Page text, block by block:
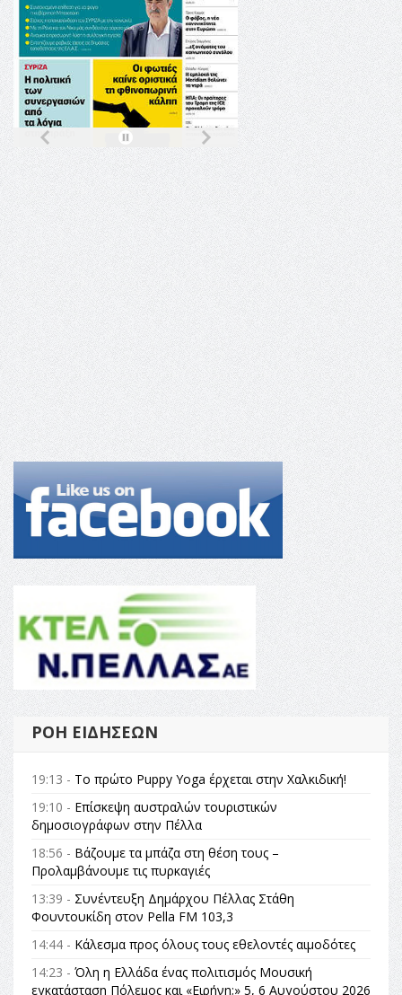
ΡΟΉ ΕΙΔΉΣΕΩΝ
19:13 - Το πρώτο Puppy Yoga έρχεται στην Χαλκιδική!
19:10 - Επίσκεψη αυστραλών τουριστικών
δημοσιογράφων στην Πέλλα
18:56 - Βάζουμε τα μπάζα στη θέση τους –
Προλαμβάνουμε τις πυρκαγιές
13:39 - Συνέντευξη Δημάρχου Πέλλας Στάθη
Φουντουκίδη στον Pella FM 103,3
14:44 - Κάλεσμα προς όλους τους εθελοντές αιμοδότες
14:23 - Όλη η Ελλάδα ένας πολιτισμός Μουσική
εγκατάσταση Πόλεμος και «Ειρήνη;» 5, 6 Αυγούστου 2026